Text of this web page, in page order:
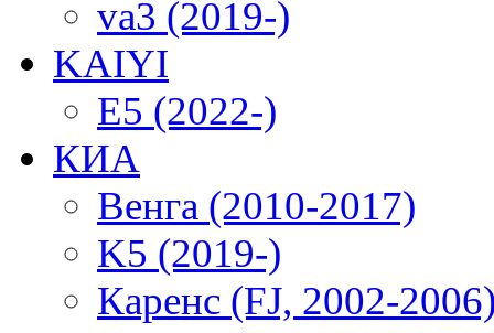
va3 (2019-)
KAIYI
E5 (2022-)
КИА
Венга (2010-2017)
K5 (2019-)
Каренс (FJ, 2002-